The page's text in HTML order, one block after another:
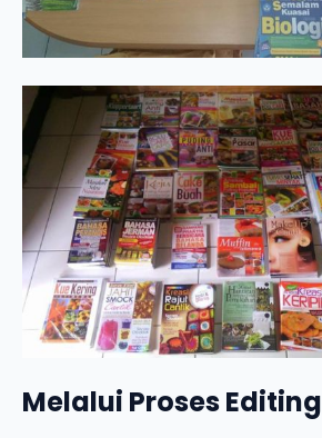
Melalui Proses Editing